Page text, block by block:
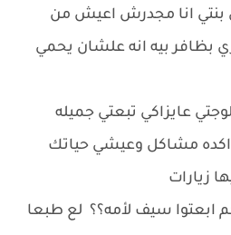
بنتي انا مجدرش اعيش من
بظافر بيه انه علشان يحمي
عايزاكي تبعتي جميله
اكده مشاكل وعيشي حياتك
زيارات
ابعتوا سيف لأمه؟؟ لع طبعا